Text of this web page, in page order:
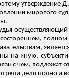
утверждение
мирового
полном
на иную,
с чем, подлежат
дело полно и